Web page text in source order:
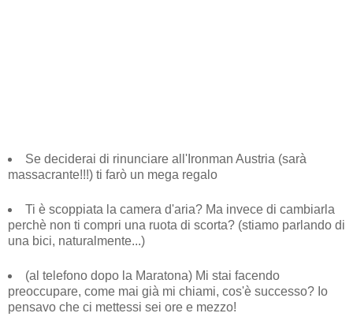
Se deciderai di rinunciare all'Ironman Austria (sarà
massacrante!!!) ti farò un mega regalo
Ti è scoppiata la camera d'aria? Ma invece di cambiarla
perchè non ti compri una ruota di scorta? (stiamo parlando di
una bici, naturalmente...)
(al telefono dopo la Maratona) Mi stai facendo
preoccupare, come mai già mi chiami, cos'è successo? Io
pensavo che ci mettessi sei ore e mezzo!